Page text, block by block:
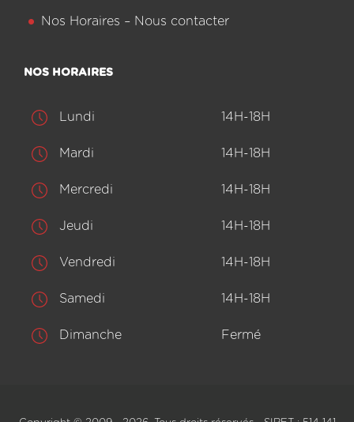
Nos Horaires – Nous contacter
NOS HORAIRES
Lundi 14H-18H
Mardi 14H-18H
Mercredi 14H-18H
Jeudi 14H-18H
Vendredi 14H-18H
Samedi 14H-18H
Dimanche Fermé